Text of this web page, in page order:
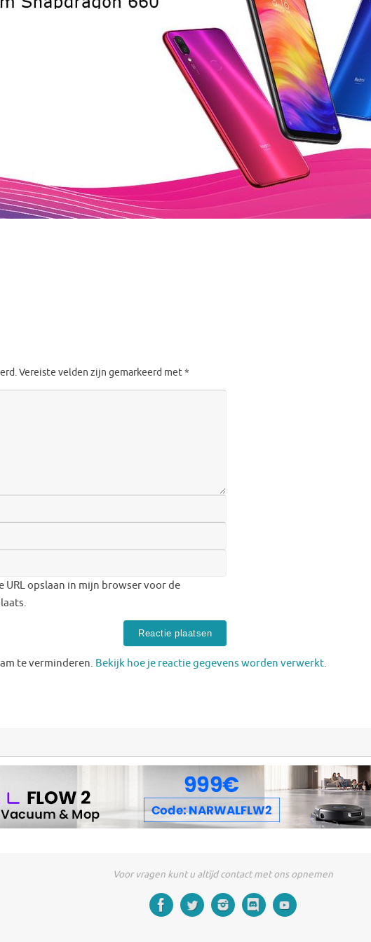
Vereiste velden zijn gemarkeerd met*
URL opslaan in mijn browser voor de
te verminderen. Bekijk hoe je reactie gegevens worden verwerkt.
Voor vragen kunt u altijd contact met ons opnemen